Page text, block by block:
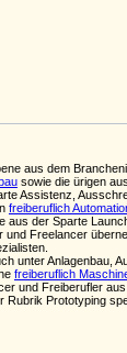
aus dem
sowie die ürigen
Assistenz,
freiberuflich
aus der Sparte
und Freelancer
unter Anlagenbau,
freiberuflich
und Freiberufler
Rubrik Prototyping